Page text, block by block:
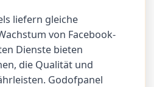
liefern gleiche
von Facebook-
Dienste bieten
die Qualität und
Godofpanel